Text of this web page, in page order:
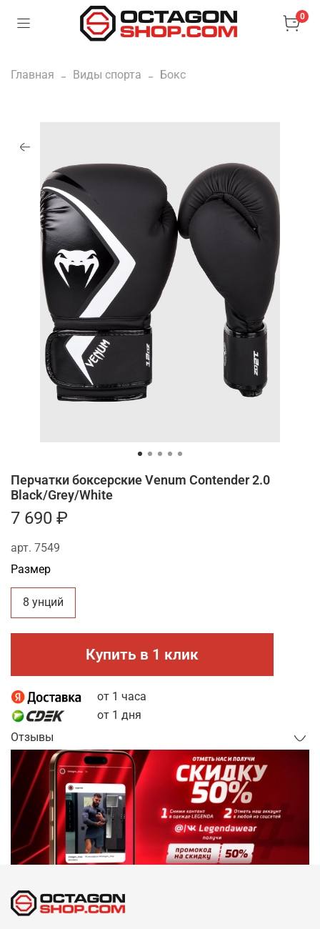
0
Главная Виды спорта Бокс
арт. 7549
Перчатки боксерские Venum Contender 2.0
Black/Grey/White
7 690 ₽
Купить в 1 клик
от 1 часа
от 1 дня
Размер
8 унций
Отзывы